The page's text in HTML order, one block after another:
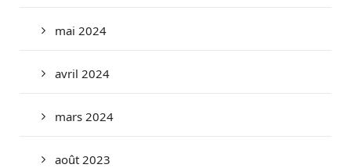
mai 2024
avril 2024
mars 2024
août 2023